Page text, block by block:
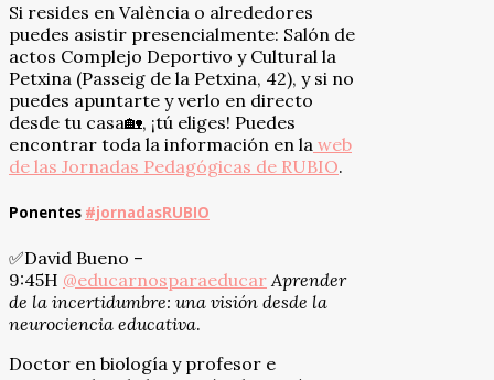
Si resides en València o alrededores
puedes asistir presencialmente: Salón de
actos Complejo Deportivo y Cultural la
Petxina (Passeig de la Petxina, 42), y si no
puedes apuntarte y verlo en directo
desde tu casa🏡, ¡tú eliges! Puedes
encontrar toda la información en la web
de las Jornadas Pedagógicas de RUBIO.
Ponentes #jornadasRUBIO
✅David Bueno –
9:45H @educarnosparaeducar Aprender
de la incertidumbre: una visión desde la
neurociencia educativa.
Doctor en biología y profesor e